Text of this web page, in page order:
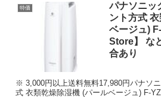
特価
パナソニ
ント方式
ベージュ)
Store】 な
合あり
※ 3,000円以上送料無料17,980円パナソ
式 衣類乾燥除湿機 (パールベージュ) F-